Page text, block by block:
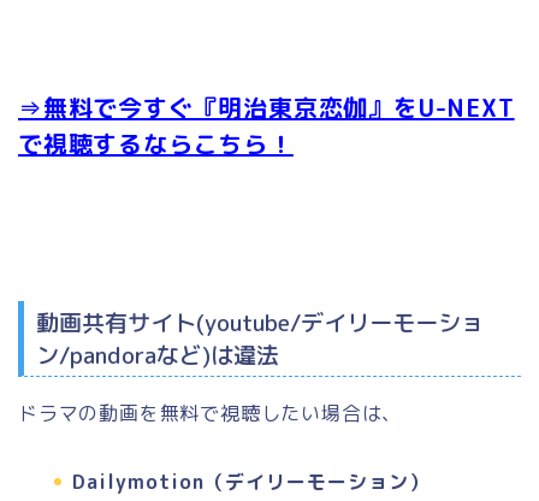
⇒無料で今すぐ『明治東京恋伽』をU-NEXT
で視聴するならこちら！
動画共有サイト(youtube/デイリーモーショ
ン/pandoraなど)は違法
ドラマの動画を無料で視聴したい場合は、
Dailymotion（デイリーモーション）